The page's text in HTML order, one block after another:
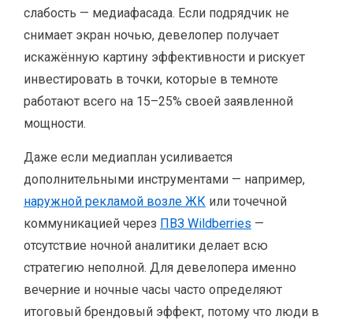
слабость — медиафасада. Если подрядчик не
снимает экран ночью, девелопер получает
искажённую картину эффективности и рискует
инвестировать в точки, которые в темноте
работают всего на 15–25% своей заявленной
мощности.
Даже если медиаплан усиливается
дополнительными инструментами — например,
наружной рекламой возле ЖК или точечной
коммуникацией через ПВЗ Wildberries —
отсутствие ночной аналитики делает всю
стратегию неполной. Для девелопера именно
вечерние и ночные часы часто определяют
итоговый брендовый эффект, потому что люди в